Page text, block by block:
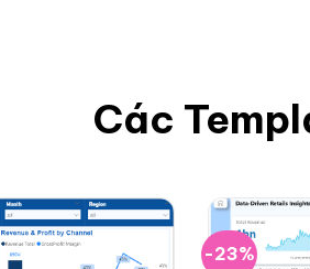
Các
-23%